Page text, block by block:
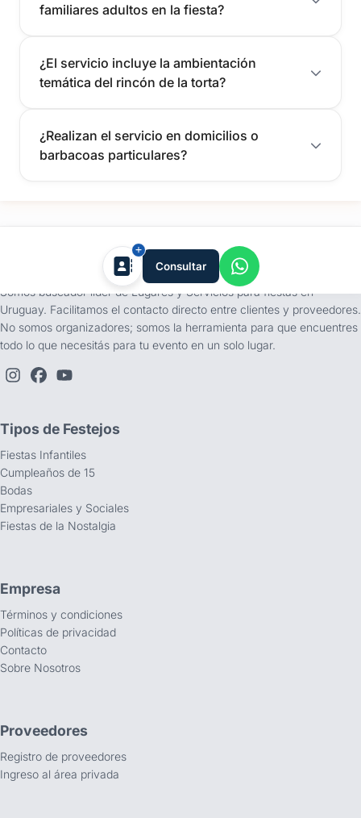
familiares adultos en la fiesta?
¿El servicio incluye la ambientación
temática del rincón de la torta?
¿Realizan el servicio en domicilios o
barbacoas particulares?
Consultar
tufiesta.com.uy
Somos buscador líder de Lugares y Servicios para fiestas en
Uruguay. Facilitamos el contacto directo entre clientes y proveedores.
No somos organizadores; somos la herramienta para que encuentres
todo lo que necesitás para tu evento en un solo lugar.
Tipos de Festejos
Fiestas Infantiles
Cumpleaños de 15
Bodas
Empresariales y Sociales
Fiestas de la Nostalgia
Empresa
Términos y condiciones
Políticas de privacidad
Contacto
Sobre Nosotros
Proveedores
Registro de proveedores
Ingreso al área privada